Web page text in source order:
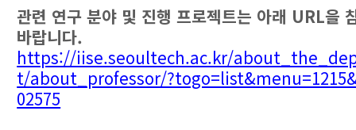
관련 연구 분야 및 진행 프로젝트는 아래 URL을
바랍니다.
https://iise.seoultech.ac.kr/
t/about_professor/
02575